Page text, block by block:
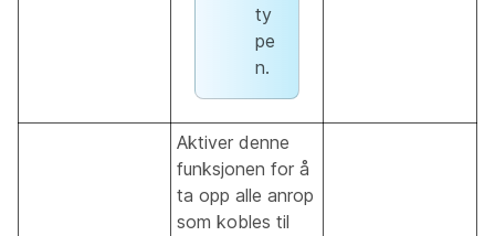
ty
pe
n.
Aktiver denne
funksjonen for å
ta opp alle anrop
som kobles til